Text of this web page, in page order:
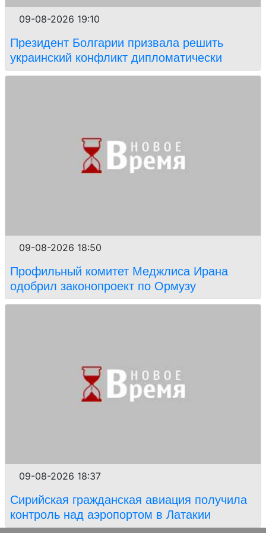
09-08-2026 19:10
Президент Болгарии призвала решить
украинский конфликт дипломатически
09-08-2026 18:50
Профильный комитет Меджлиса Ирана
одобрил законопроект по Ормузу
09-08-2026 18:37
Сирийская гражданская авиация получила
контроль над аэропортом в Латакии